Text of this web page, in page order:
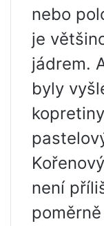
nebo
je
jádrem.
byly
není